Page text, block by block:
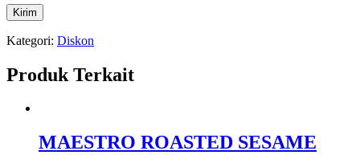
Kategori: Diskon
Produk Terkait
MAESTRO ROASTED SESAME